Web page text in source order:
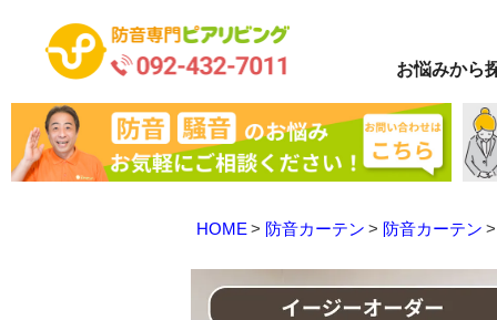
お悩みから
HOME 防音カーテン 防音カーテン